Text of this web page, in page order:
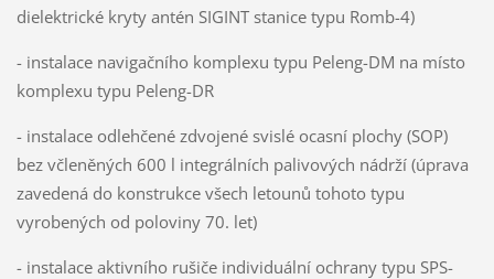
dielektrické kryty antén SIGINT stanice typu Romb-4)
- instalace navigačního komplexu typu Peleng-DM na místo
komplexu typu Peleng-DR
- instalace odlehčené zdvojené svislé ocasní plochy (SOP)
bez včleněných 600 l integrálních palivových nádrží (úprava
zavedená do konstrukce všech letounů tohoto typu
vyrobených od poloviny 70. let)
- instalace aktivního rušiče individuální ochrany typu SPS-